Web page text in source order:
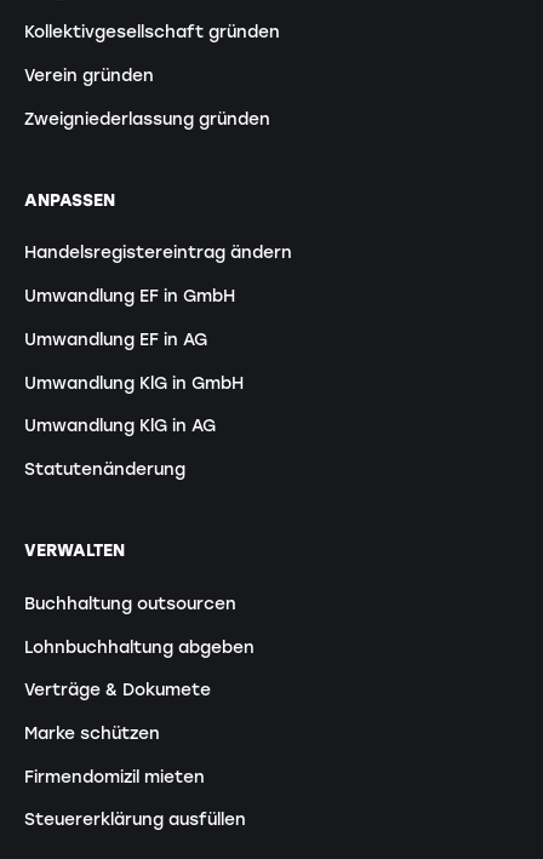
Kollektivgesellschaft gründen
Verein gründen
Zweigniederlassung gründen
ANPASSEN
Handelsregistereintrag ändern
Umwandlung EF in GmbH
Umwandlung EF in AG
Umwandlung KlG in GmbH
Umwandlung KlG in AG
Statutenänderung
VERWALTEN
Buchhaltung outsourcen
Lohnbuchhaltung abgeben
Verträge & Dokumete
Marke schützen
Firmendomizil mieten
Steuererklärung ausfüllen